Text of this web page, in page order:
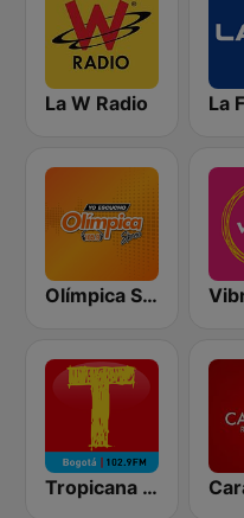
La W Radio
Olímpica Stereo Bogotá 105.9 FM
Tropicana Bogotá